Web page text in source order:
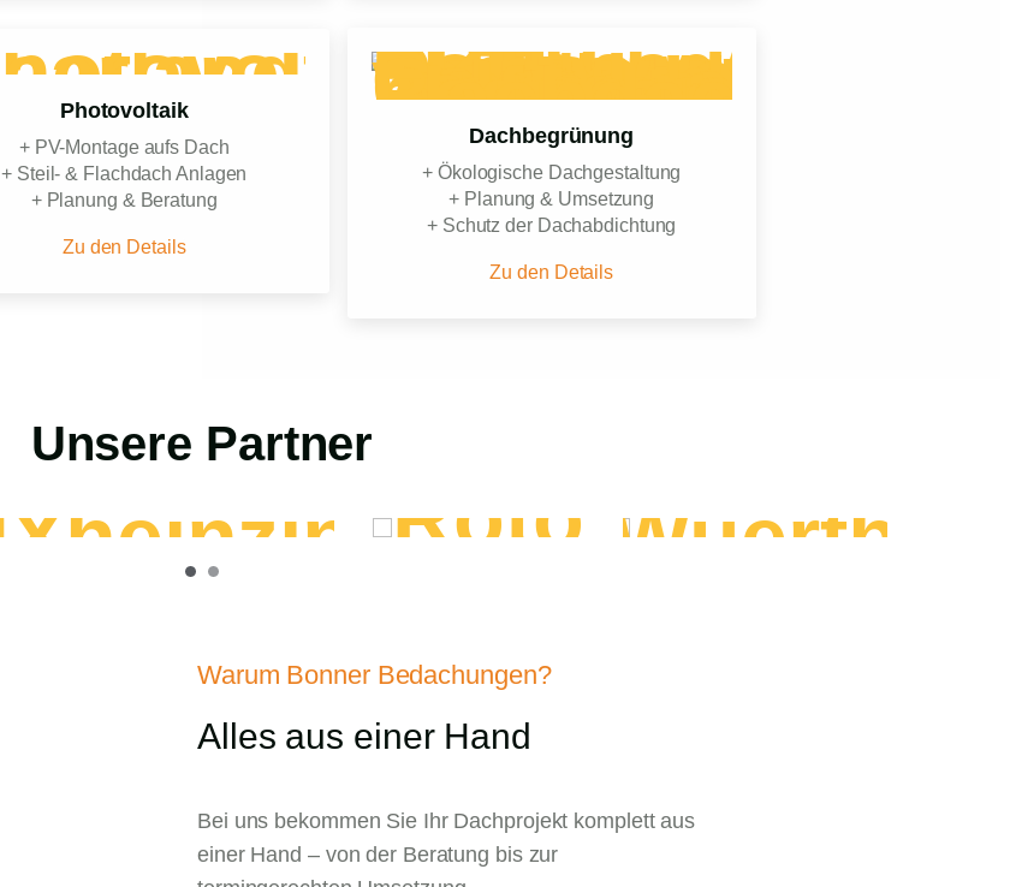
Photovoltaik
+ PV-Montage aufs Dach
+ Steil- & Flachdach Anlagen
+ Planung & Beratung
Zu den Details
Dachbegrünung
+ Ökologische Dachgestaltung
+ Planung & Umsetzung
+ Schutz der Dachabdichtung
Zu den Details
Unsere Partner
Warum Bonner Bedachungen?
Alles aus einer Hand
Bei uns bekommen Sie Ihr Dachprojekt komplett aus
einer Hand – von der Beratung bis zur